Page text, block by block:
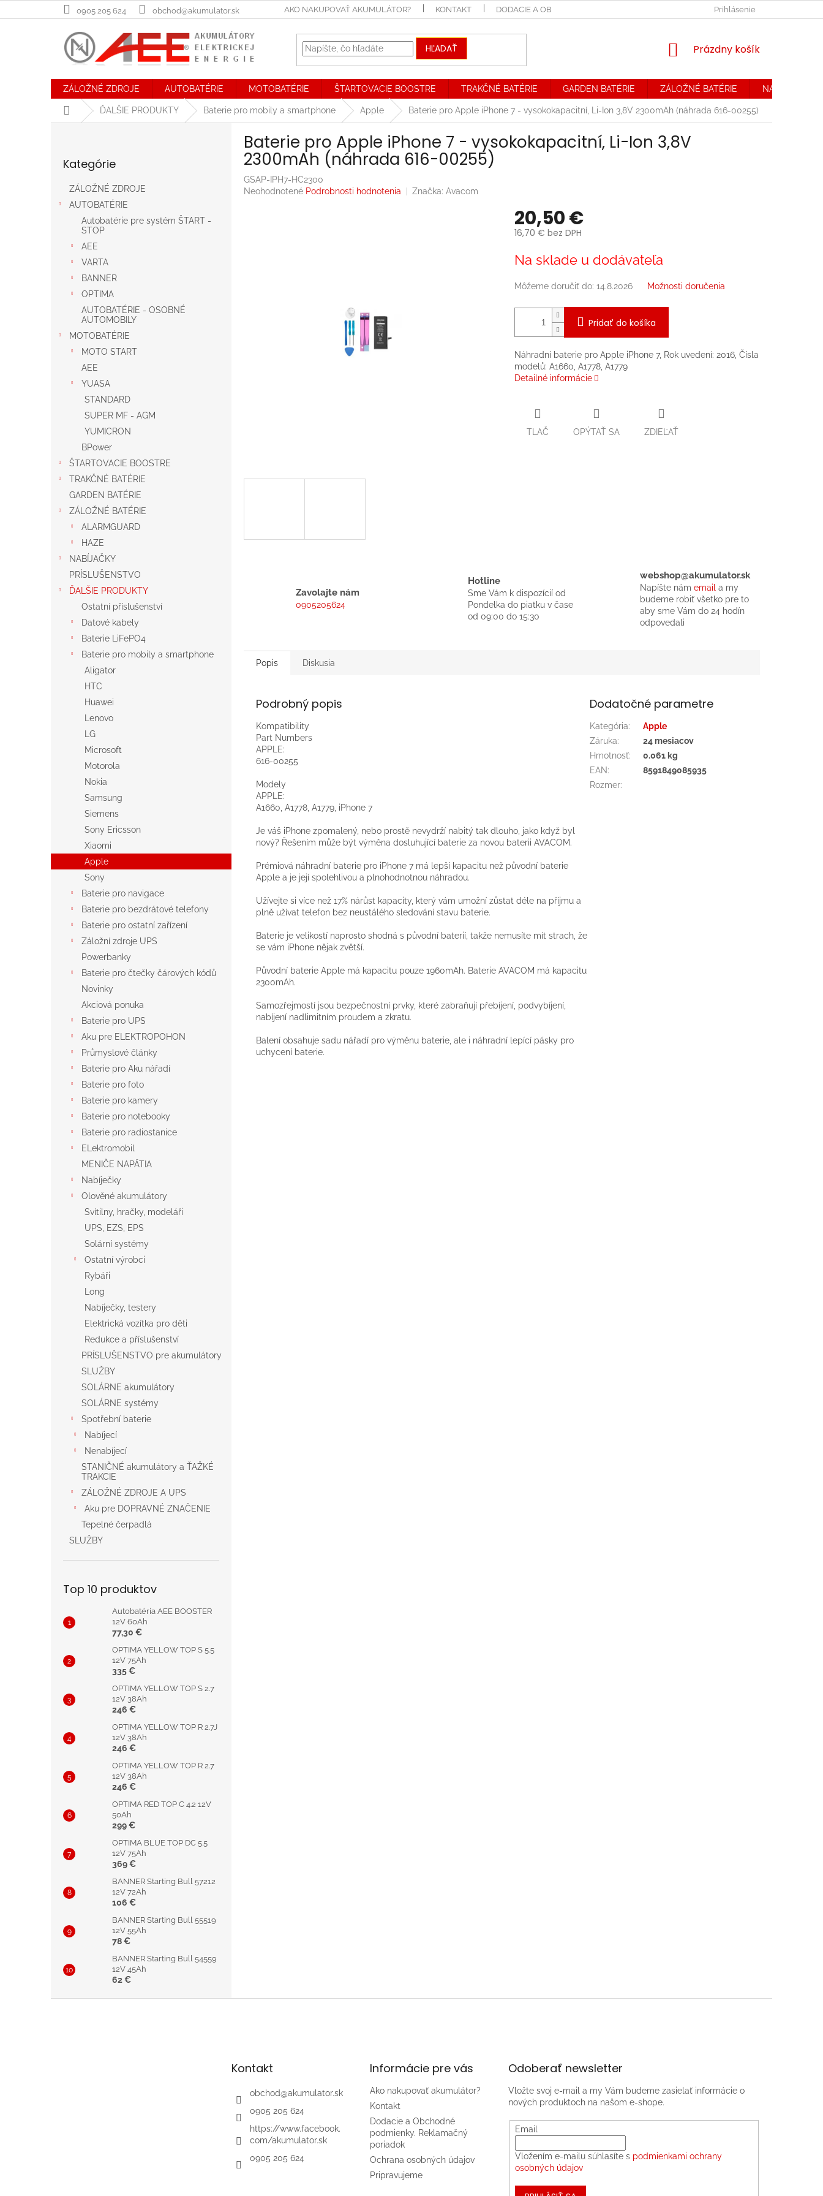
na
0905 205 624 obchod@akumulator.sk AKO NAKUPOVAŤ AKUMULÁTOR? KONTAKT DODACIE A OBCHODNÉ PODMIENKY. REKLAMAČNÝ PORIADOKPrihlásenie
HĽADAŤ
NÁKUPNÝ
Prázdny košík
ZÁLOŽNÉ ZDROJE AUTOBATÉRIE MOTOBATÉRIE ŠTARTOVACIE BOOSTRE TRAKČNÉ BATÉRIE GARDEN BATÉRIE ZÁLOŽNÉ BATÉRIE NABÍJAČKY
DomovĎALŠIE PRODUKTY Baterie pro mobily a smartphone Apple Baterie pro Apple iPhone 7 - vysokokapacitní, Li-Ion 3,8V 2300mAh (náhrada 616-00255)
kategórie
Kategórie
ZÁLOŽNÉ ZDROJE
AUTOBATÉRIE
Autobatérie pre systém ŠTART -
STOP
AEE
VARTA
BANNER
OPTIMA
AUTOBATÉRIE - OSOBNÉ
AUTOMOBILY
MOTOBATÉRIE
MOTO START
AEE
YUASA
STANDARD
SUPER MF - AGM
YUMICRON
BPower
ŠTARTOVACIE BOOSTRE
TRAKČNÉ BATÉRIE
GARDEN BATÉRIE
ZÁLOŽNÉ BATÉRIE
ALARMGUARD
HAZE
NABÍJAČKY
PRÍSLUŠENSTVO
ĎALŠIE PRODUKTY
Ostatní příslušenství
Datové kabely
Baterie LiFePO4
Baterie pro mobily a smartphone
Aligator
HTC
Huawei
Lenovo
LG
Microsoft
Motorola
Nokia
Samsung
Siemens
Sony Ericsson
Xiaomi
Apple
Sony
Baterie pro navigace
Baterie pro bezdrátové telefony
Baterie pro ostatní zařízení
Záložní zdroje UPS
Powerbanky
Baterie pro čtečky čárových kódů
Novinky
Akciová ponuka
Baterie pro UPS
Aku pre ELEKTROPOHON
Průmyslové články
Baterie pro Aku nářadí
Baterie pro foto
Baterie pro kamery
Baterie pro notebooky
Baterie pro radiostanice
ELektromobil
MENIČE NAPÄTIA
Nabíječky
Olověné akumulátory
Svítilny, hračky, modeláři
UPS, EZS, EPS
Solární systémy
Ostatní výrobci
Rybáři
Long
Nabíječky, testery
Elektrická vozítka pro děti
Redukce a příslušenství
PRÍSLUŠENSTVO pre akumulátory
SLUŽBY
SOLÁRNE akumulátory
SOLÁRNE systémy
Spotřební baterie
Nabíjecí
Nenabíjecí
STANIČNÉ akumulátory a ŤAŽKÉ
TRAKCIE
ZÁLOŽNÉ ZDROJE A UPS
Aku pre DOPRAVNÉ ZNAČENIE
Tepelné čerpadlá
SLUŽBY
Top 10 produktov
Autobatéria AEE BOOSTER
12V 60Ah
77,30 €
OPTIMA YELLOW TOP S 5.5
12V 75Ah
335 €
OPTIMA YELLOW TOP S 2.7
12V 38Ah
246 €
OPTIMA YELLOW TOP R 2.7J
12V 38Ah
246 €
OPTIMA YELLOW TOP R 2.7
12V 38Ah
246 €
OPTIMA RED TOP C 4.2 12V
50Ah
299 €
OPTIMA BLUE TOP DC 5.5
12V 75Ah
369 €
BANNER Starting Bull 57212
12V 72Ah
106 €
BANNER Starting Bull 55519
12V 55Ah
78 €
BANNER Starting Bull 54559
12V 45Ah
62 €
Baterie pro Apple iPhone 7 - vysokokapacitní, Li-Ion 3,8V
2300mAh (náhrada 616-00255)
GSAP-IPH7-HC2300
Priemerné
Neohodnotené Podrobnosti hodnotenia Značka: Avacom
20,50 €
16,70 € bez DPH
cena:
Na sklade u dodávateľa
Môžeme doručiť do: 14.8.2026 Možnosti doručenia
Pridať do košíka
Náhradní baterie pro Apple iPhone 7, Rok uvedení: 2016, Čísla
modelů: A1660, A1778, A1779
Detailné informácie
TLAČ OPÝTAŤ SA ZDIEĽAŤ
Zavolajte nám
0905205624
Hotline
Sme Vám k dispozícií od
Pondelka do piatku v čase
od 09:00 do 15:30
webshop@akumulator.sk
Napíšte nám email a my
budeme robiť všetko pre to
aby sme Vám do 24 hodín
odpovedali
Popis Diskusia
Podrobný popis
Kompatibility
Part Numbers
APPLE:
616-00255
Modely
APPLE:
A1660, A1778, A1779, iPhone 7
Je váš iPhone zpomalený, nebo prostě nevydrží nabitý tak dlouho, jako když byl
nový? Řešením může být výměna dosluhující baterie za novou baterii AVACOM.
Prémiová náhradní baterie pro iPhone 7 má lepší kapacitu než původní baterie
Apple a je její spolehlivou a plnohodnotnou náhradou.
Užívejte si více než 17% nárůst kapacity, který vám umožní zůstat déle na příjmu a
plně užívat telefon bez neustálého sledování stavu baterie.
Baterie je velikostí naprosto shodná s původní baterií, takže nemusíte mít strach, že
se vám iPhone nějak zvětší.
Původní baterie Apple má kapacitu pouze 1960mAh. Baterie AVACOM má kapacitu
2300mAh.
Samozřejmostí jsou bezpečnostní prvky, které zabraňují přebíjení, podvybíjení,
nabíjení nadlimitním proudem a zkratu.
Balení obsahuje sadu nářadí pro výměnu baterie, ale i náhradní lepící pásky pro
uchycení baterie.
Dodatočné parametre
Kategória:
Apple
Záruka:
24 mesiacov
Hmotnosť:
0.061 kg
EAN:
8591849085935
Rozmer:
Kontakt
obchod@akumulator.sk
0905 205 624
https://www.facebook.
com/akumulator.sk
0905 205 624
Informácie pre vás
Ako nakupovať akumulátor?
Kontakt
Dodacie a Obchodné
podmienky. Reklamačný
poriadok
Ochrana osobných údajov
Pripravujeme
Odoberať newsletter
Vložte svoj e-mail a my Vám budeme zasielať informácie o
nových produktoch na našom e-shope.
Email
Vložením e-mailu súhlasíte s podmienkami ochrany
osobných údajov